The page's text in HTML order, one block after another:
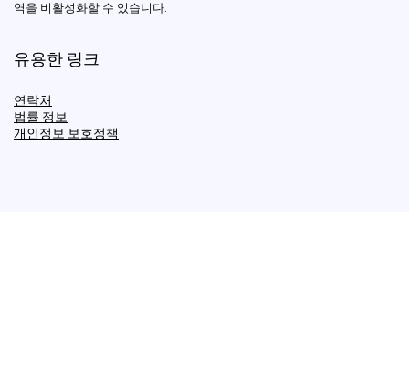
역을 비활성화할 수 있습니다.
유용한 링크
연락처
법률 정보
개인정보 보호정책